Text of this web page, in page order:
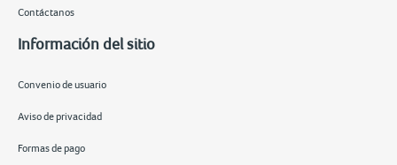
Contáctanos
Información del sitio
Convenio de usuario
Aviso de privacidad
Formas de pago